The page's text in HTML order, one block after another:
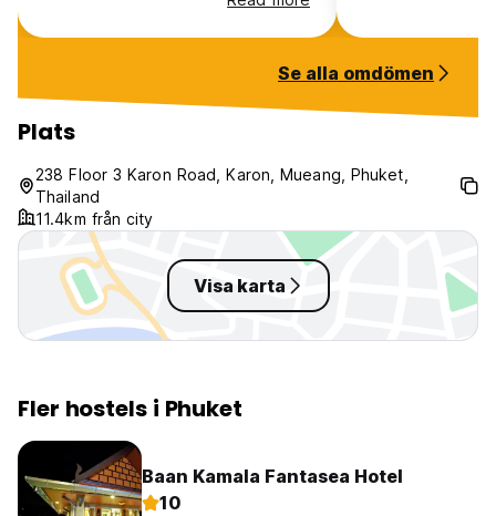
Se alla omdömen
Plats
238 Floor 3 Karon Road, Karon, Mueang, Phuket,
Thailand
11.4km från city
Visa karta
Fler hostels i Phuket
Baan Kamala Fantasea Hotel
10